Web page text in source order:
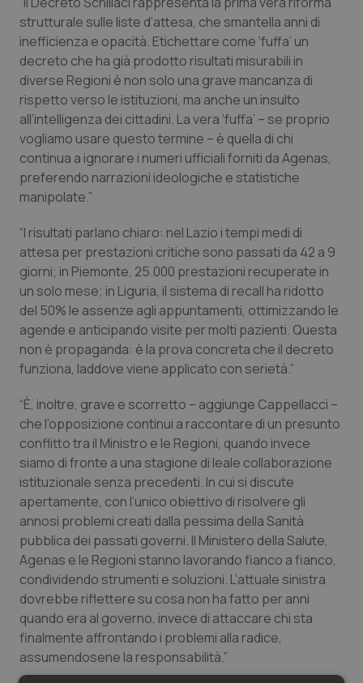
Oncologia & Nutrizione
Psoriasi & pelle
Quotidiano Cardiologia
Quotidiano Chirurgia
Quotidiano Pediatria
Rene & patologie urogenitali
Salute orale & impianti
Sangue & coagulazione
Tiroide
Tumore al seno
Tumore ovarico
Tumori del Polmone & Testa Collo
Tumori gastrointestinali
Ulcera & Reflusso
Vaccini
strutturale sulle liste d’attesa, che smantella anni di
inefficienza e opacità. Etichettare come ‘fuffa’ un
decreto che ha già prodotto risultati misurabili in
diverse Regioni è non solo una grave mancanza di
rispetto verso le istituzioni, ma anche un insulto
all’intelligenza dei cittadini. La vera ‘fuffa’ – se proprio
vogliamo usare questo termine – è quella di chi
continua a ignorare i numeri ufficiali forniti da Agenas,
preferendo narrazioni ideologiche e statistiche
manipolate.”
“I risultati parlano chiaro: nel Lazio i tempi medi di
attesa per prestazioni critiche sono passati da 42 a 9
giorni; in Piemonte, 25.000 prestazioni recuperate in
un solo mese; in Liguria, il sistema di recall ha ridotto
del 50% le assenze agli appuntamenti, ottimizzando le
agende e anticipando visite per molti pazienti. Questa
non è propaganda: è la prova concreta che il decreto
funziona, laddove viene applicato con serietà.”
“È, inoltre, grave e scorretto – aggiunge Cappellacci –
che l’opposizione continui a raccontare di un presunto
conflitto tra il Ministro e le Regioni, quando invece
siamo di fronte a una stagione di leale collaborazione
istituzionale senza precedenti. In cui si discute
apertamente, con l’unico obiettivo di risolvere gli
annosi problemi creati dalla pessima della Sanità
pubblica dei passati governi. Il Ministero della Salute,
Agenas e le Regioni stanno lavorando fianco a fianco,
condividendo strumenti e soluzioni. L’attuale sinistra
dovrebbe riflettere su cosa non ha fatto per anni
quando era al governo, invece di attaccare chi sta
finalmente affrontando i problemi alla radice,
assumendosene la responsabilità.”